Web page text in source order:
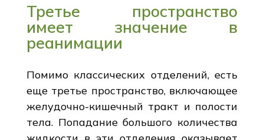
Третье пространство
имеет значение в
реанимации
Помимо классических отделений, есть
еще третье пространство, включающее
желудочно-кишечный тракт и полости
тела. Попадание большого количества